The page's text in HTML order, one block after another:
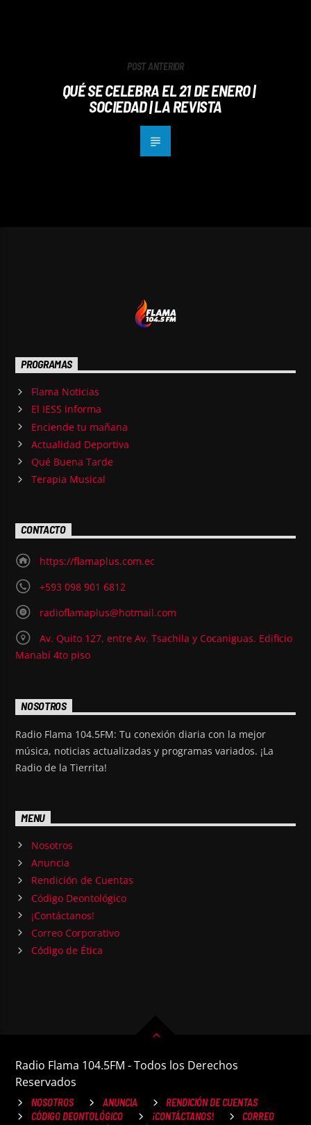
POST ANTERIOR
QUÉ SE CELEBRA EL 21 DE ENERO |
SOCIEDAD | LA REVISTA
PROGRAMAS
Flama Noticias
El IESS informa
Enciende tu mañana
Actualidad Deportiva
Qué Buena Tarde
Terapia Musical
CONTACTO
https://flamaplus.com.ec
+593 098 901 6812
radioflamaplus@hotmail.com
Av. Quito 127, entre Av. Tsachila y Cocaniguas. Edificio
Manabí 4to piso
NOSOTROS
Radio Flama 104.5FM: Tu conexión diaria con la mejor
música, noticias actualizadas y programas variados. ¡La
Radio de la Tierrita!
MENU
Nosotros
Anuncia
Rendición de Cuentas
Código Deontológico
¡Contáctanos!
Correo Corporativo
Código de Ética
Radio Flama 104.5FM - Todos los Derechos
Reservados
NOSOTROS ANUNCIA
RENDICIÓN DE CUENTAS
CÓDIGO DEONTOLÓGICO
¡CONTÁCTANOS!
CORREO